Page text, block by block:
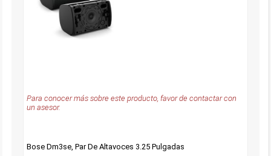
Para conocer más sobre este producto, favor de contactar con
un asesor.
Bose Dm3se, Par De Altavoces 3.25 Pulgadas